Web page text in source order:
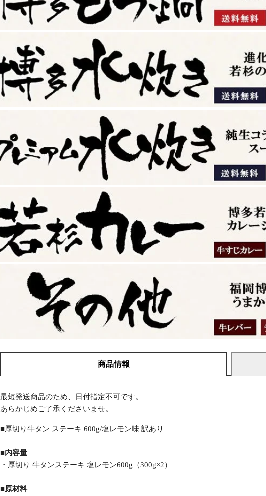
商品情報
最短発送商品のため、日付指定不可です。
あらかじめご了承くださいませ。
■厚切り牛タン ステーキ 600g/塩レモン味 訳あり
■内容量
・厚切り 牛タンステーキ 塩レモン600g（300g×2）
■原材料